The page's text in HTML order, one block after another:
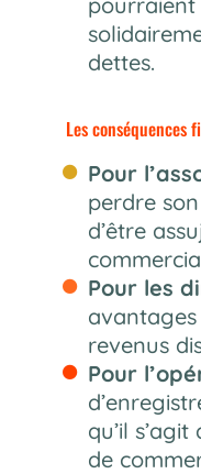
dettes.
Les conséquences
Pour
perdre
d’être
Pour les
revenus
Pour
qu’il
de